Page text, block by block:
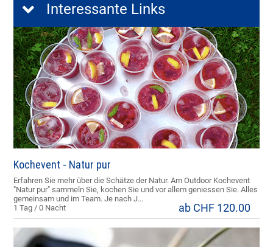
Interessante Links
Kochevent - Natur pur
Erfahren Sie mehr über die Schätze der Natur. Am Outdoor Kochevent
"Natur pur" sammeln Sie, kochen Sie und vor allem geniessen Sie. Alles
gemeinsam und im Team. Je nach J...
1 Tag / 0 Nacht
ab CHF 120.00